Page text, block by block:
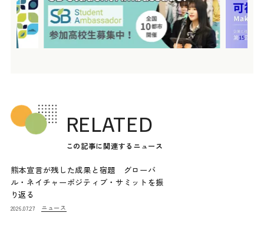
RELATED
この記事に関連するニュース
熊本宣言が残した成果と宿題 グローバ
ル・ネイチャーポジティブ・サミットを振
り返る
2026.07.27 ニュース